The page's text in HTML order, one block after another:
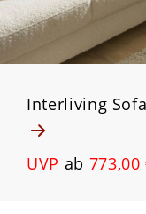
Interliving
UVP ab 773,00